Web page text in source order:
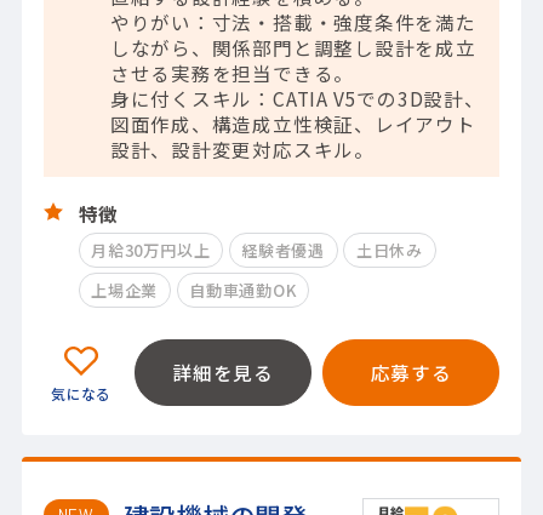
やりがい：寸法・搭載・強度条件を満た
しながら、関係部門と調整し設計を成立
させる実務を担当できる。
身に付くスキル：CATIA V5での3D設計、
図面作成、構造成立性検証、レイアウト
設計、設計変更対応スキル。
特徴
月給30万円以上 経験者優遇
土日休み
上場企業
自動車通勤OK
詳細を見る 応募する